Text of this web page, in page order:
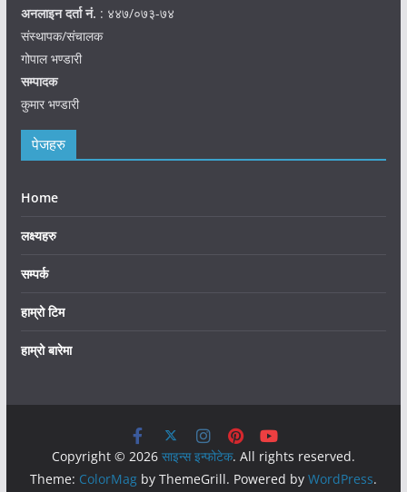
अनलाइन दर्ता नं. : ४४७/०७३-७४
संस्थापक/संचालक
गोपाल भण्डारी
सम्पादक
कुमार भण्डारी
पेजहरु
Home
लक्ष्यहरु
सम्पर्क
हाम्रो टिम
हाम्रो बारेमा
Copyright © 2026 साइन्स इन्फोटेक. All rights reserved.
Theme: ColorMagby ThemeGrill. Powered by WordPress.